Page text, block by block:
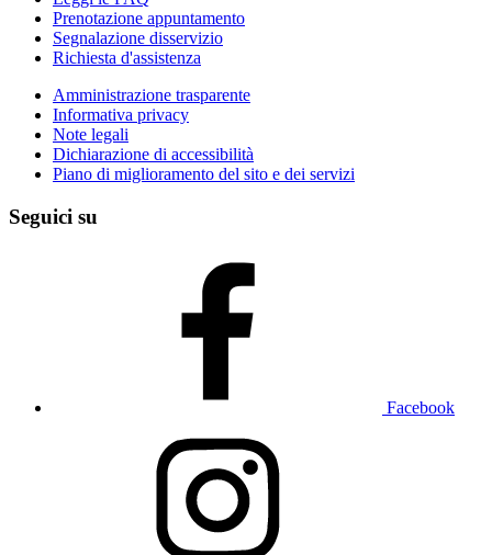
Prenotazione appuntamento
Segnalazione disservizio
Richiesta d'assistenza
Amministrazione trasparente
Informativa privacy
Note legali
Dichiarazione di accessibilità
Piano di miglioramento del sito e dei servizi
Seguici su
Facebook